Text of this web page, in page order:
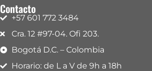
Contacto
+57 601 772 3484
Cra. 12 #97-04. Ofi 203.
Bogotá D.C. – Colombia
Horario: de L a V de 9h a 18h